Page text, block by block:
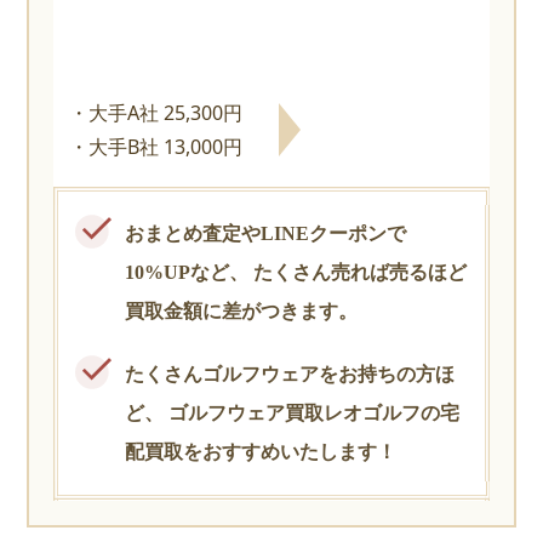
大手A社 25,300円
大手B社 13,000円
おまとめ査定やLINEクーポンで
10%UPなど、
たくさん売れば売るほど
買取金額に差がつきます。
たくさんゴルフウェアをお持ちの方ほ
ど、
ゴルフウェア買取レオゴルフの宅
配買取をおすすめいたします！